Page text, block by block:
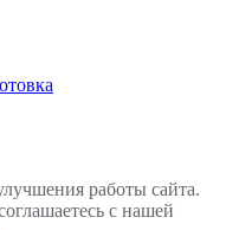
работы сайта.
с нашей